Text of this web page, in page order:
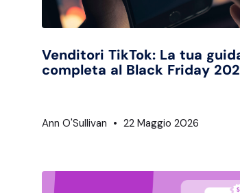
Venditori TikTok: La tua
completa al Black Friday
Ann O'Sullivan 22 Maggio 2026